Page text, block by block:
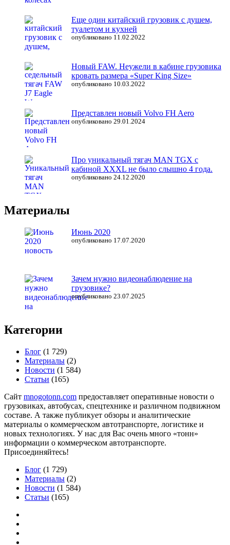
Еще один китайский грузовик с душем,
туалетом и кухней
опубликовано 11.02.2022
Новый FAW. Неужели в кабине грузовика
кровать размера «Super King Size»
опубликовано 10.03.2022
Представлен новый Volvo FH Aero
опубликовано 29.01.2024
Про уникальный тягач MAN TGX с
кабиной XXXL не было слышно 4 года.
опубликовано 24.12.2020
Материалы
Июнь 2020
опубликовано 17.07.2020
Зачем нужно видеонаблюдение на
грузовике?
опубликовано 23.07.2025
Категории
Блог (1 729)
Материалы (2)
Новости (1 584)
Статьи (165)
Сайт mnogotonn.com предоставляет оперативные новости о
грузовиках, автобусах, спецтехнике и различном подвижном
составе. А также публикует обзоры и аналитические
материалы о коммерческом автотранспорте, логистике и
новых технологиях. У нас для Вас очень много «тонн»
информации о коммерческом автотранспорте.
Присоединяйтесь!
Блог (1 729)
Материалы (2)
Новости (1 584)
Статьи (165)